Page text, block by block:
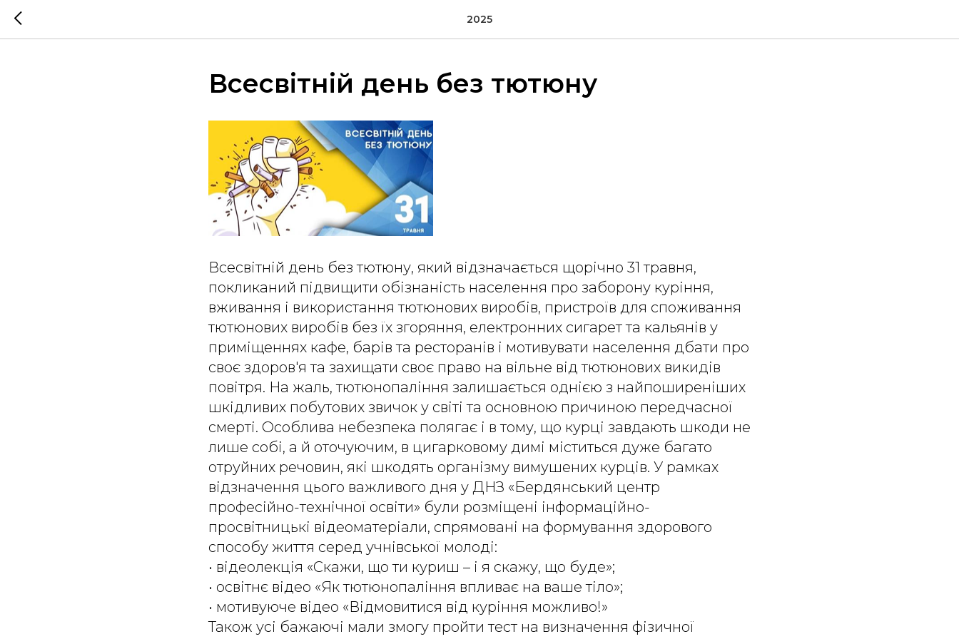
2025
Всесвітній день без тютюну
Всесвітній день без тютюну, який відзначається щорічно 31 травня,
покликаний підвищити обізнаність населення про заборону куріння,
вживання і використання тютюнових виробів, пристроїв для споживання
тютюнових виробів без їх згоряння, електронних сигарет та кальянів у
приміщеннях кафе, барів та ресторанів і мотивувати населення дбати про
своє здоров'я та захищати своє право на вільне від тютюнових викидів
повітря. На жаль, тютюнопаління залишається однією з найпоширеніших
шкідливих побутових звичок у світі та основною причиною передчасної
смерті. Особлива небезпека полягає і в тому, що курці завдають шкоди не
лише собі, а й оточуючим, в цигарковому димі міститься дуже багато
отруйних речовин, які шкодять організму вимушених курців. У рамках
відзначення цього важливого дня у ДНЗ «Бердянський центр
професійно-технічної освіти» були розміщені інформаційно-
просвітницькі відеоматеріали, спрямовані на формування здорового
способу життя серед учнівської молоді:
• відеолекція «Скажи, що ти куриш – і я скажу, що буде»;
• освітнє відео «Як тютюнопаління впливає на ваше тіло»;
• мотивуюче відео «Відмовитися від куріння можливо!»
Також усі бажаючі мали змогу пройти тест на визначення фізичної